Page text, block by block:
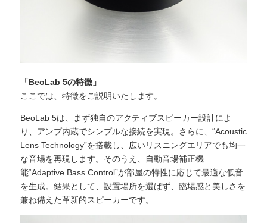
「BeoLab 5の特徴」
ここでは、特徴をご説明いたします。
BeoLab 5は、まず独自のアクティブスピーカー設計によ
り、アンプ内蔵でシンプルな接続を実現。さらに、“Acoustic
Lens Technology”を搭載し、広いリスニングエリアでも均一
な音場を再現します。そのうえ、自動音場補正機
能“Adaptive Bass Control”が部屋の特性に応じて最適な低音
を生成。結果として、設置場所を選ばず、臨場感と美しさを
兼ね備えた革新的スピーカーです。